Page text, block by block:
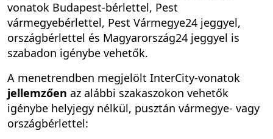
vonatok Budapest-bérlettel, Pest
vármegyebérlettel, Pest Vármegye24 jeggyel,
országbérlettel és Magyarország24 jeggyel is
szabadon igénybe vehetők.
A menetrendben megjelölt InterCity-vonatok
jellemzően az alábbi szakaszokon vehetők
igénybe helyjegy nélkül, pusztán vármegye- vagy
országbérlettel: